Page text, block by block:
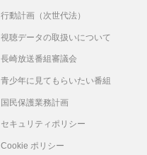
行動計画（次世代法）
視聴データの取扱いについて
長崎放送番組審議会
青少年に見てもらいたい番組
国民保護業務計画
セキュリティポリシー
Cookie ポリシー